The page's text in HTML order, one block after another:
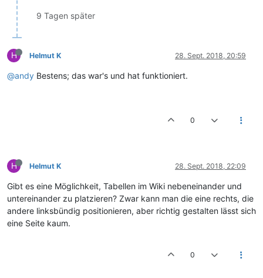
9 Tagen später
H Helmut K 28. Sept. 2018, 20:59
@andy Bestens; das war's und hat funktioniert.
0
H Helmut K 28. Sept. 2018, 22:09
Gibt es eine Möglichkeit, Tabellen im Wiki nebeneinander und
untereinander zu platzieren? Zwar kann man die eine rechts, die
andere linksbündig positionieren, aber richtig gestalten lässt sich
eine Seite kaum.
0